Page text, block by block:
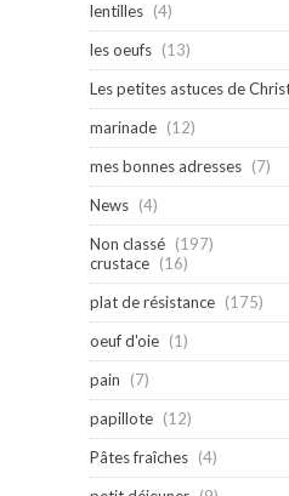
lentilles (4)
les oeufs (13)
Les petites astuces de
marinade (12)
mes bonnes adresses (7)
News (4)
Non classé (197)
crustace (16)
plat de résistance (175)
oeuf d'oie (1)
pain
(7)
papillote (12)
Pâtes fraîches (4)